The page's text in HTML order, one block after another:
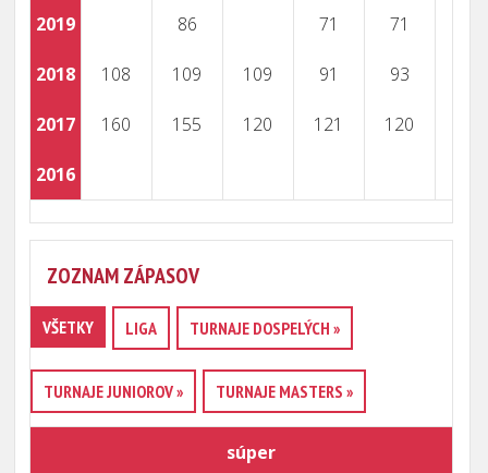
2019 86 71 71
2018 108 109 109 91 93
2017 160 155 120 121 120
2016
ZOZNAM ZÁPASOV
VŠETKY LIGA TURNAJE DOSPELÝCH »
TURNAJE JUNIOROV » TURNAJE MASTERS »
súper